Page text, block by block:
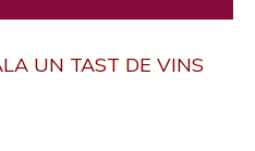
UN TAST DE VINS